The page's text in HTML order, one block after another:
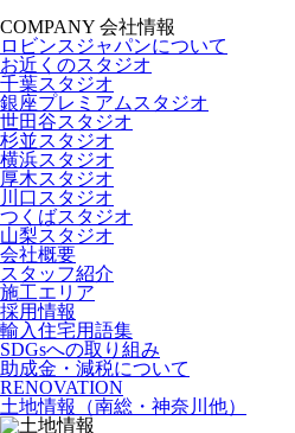
COMPANY 会社情報
ロビンスジャパンについて
お近くのスタジオ
千葉スタジオ
銀座プレミアムスタジオ
世田谷スタジオ
杉並スタジオ
横浜スタジオ
厚木スタジオ
川口スタジオ
つくばスタジオ
山梨スタジオ
会社概要
スタッフ紹介
施工エリア
採用情報
輸入住宅用語集
SDGsへの取り組み
助成金・減税について
RENOVATION
土地情報
（南総・神奈川他）